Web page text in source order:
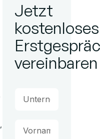
Jetzt
kostenloses
vereinbaren